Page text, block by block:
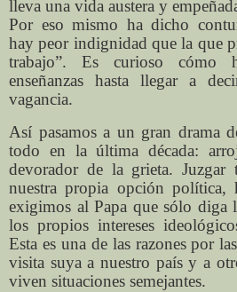
lleva una vida austera y
Por eso mismo ha dicho
hay peor indignidad que la que
trabajo”. Es curioso cómo
enseñanzas hasta llegar a
vagancia.
Así pasamos a un gran drama
todo en la última década:
devorador de la grieta.
nuestra propia opción política,
exigimos al Papa que sólo diga
los propios intereses
Esta es una de las razones por
visita suya a nuestro país y a
viven situaciones semejantes.